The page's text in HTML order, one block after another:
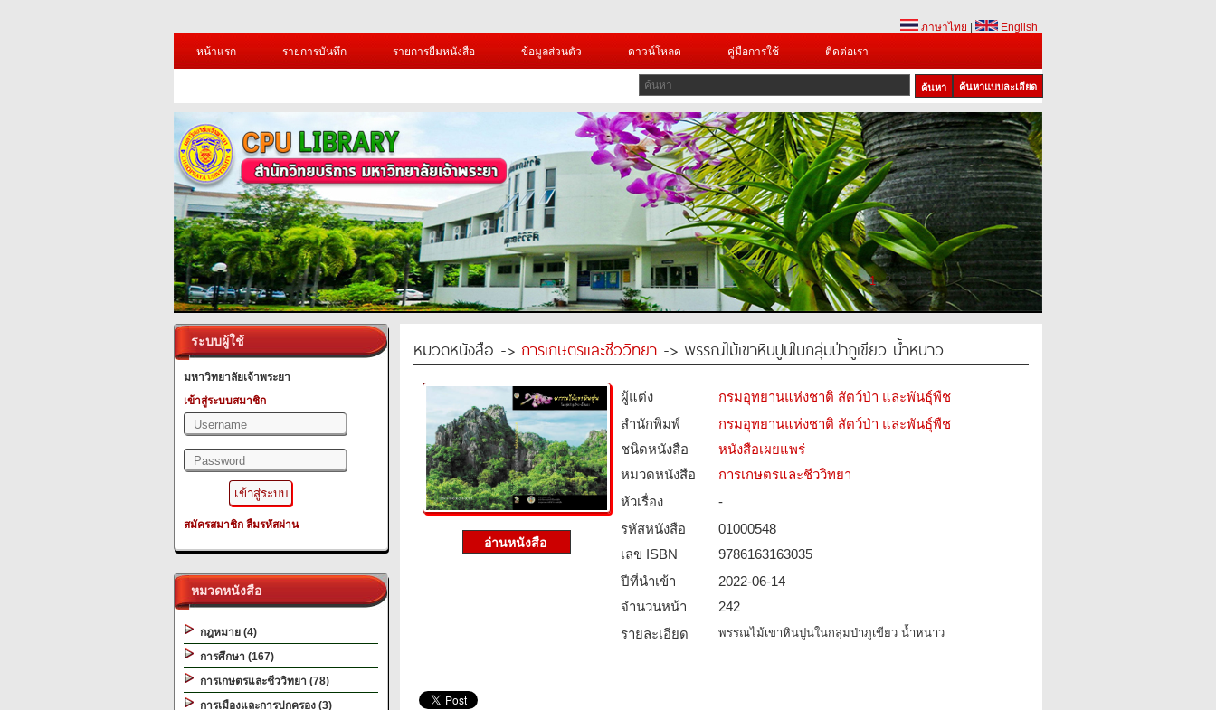
ภาษาไทย
English
หน้าแรก
รายการบันทึก รายการยืมหนังสือ ข้อมูลส่วนตัว ดาวน์โหลด คู่มือการใช้ ติดต่อเรา
ค้นหาแบบละเอียด
1 2 3 4
ระบบผู้ใช้
มหาวิทยาลัยเจ้าพระยา
เข้าสู่ระบบสมาชิก
สมัครสมาชิก ลืมรหัสผ่าน
หมวดหนังสือ
กฎหมาย (4)
การศึกษา (167)
การเกษตรและชีววิทยา (78)
การเมืองและการปกครอง (3)
หมวดหนังสือ -> การเกษตรและชีววิทยา -> พรรณไม้เขาหินปูนในกลุ่มป่าภูเขียว น้ำหนาว
ผู้แต่ง
กรมอุทยานแห่งชาติ สัตว์ป่า และพันธุ์พืช
สำนักพิมพ์
กรมอุทยานแห่งชาติ สัตว์ป่า และพันธุ์พืช
ชนิดหนังสือ­
หนังสือเผยแพร่
หมวดหนังสือ­
การเกษตรและชีววิทยา
หัวเรื่อง
-
รหัสหนังสือ­
01000548
เลข ISBN
9786163163035
ปีที่นำเข้า
2022-06-14
จำนวนหน้า
242
รายละเอียด
พรรณไม้เขาหินปูนในกลุ่มป่าภูเขียว น้ำหนาว